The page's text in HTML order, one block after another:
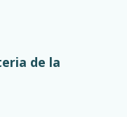
de la